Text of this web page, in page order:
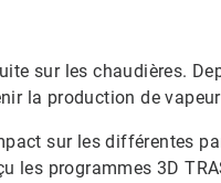
sur les chaudières.
la production de
sur les différentes
les programmes 3D